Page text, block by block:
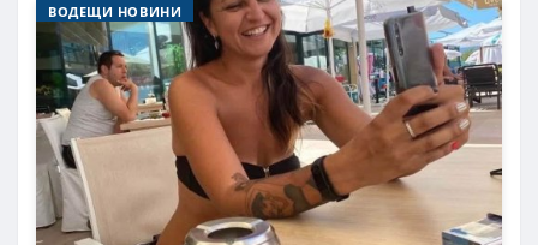
ВОДЕЩИ НОВИНИ